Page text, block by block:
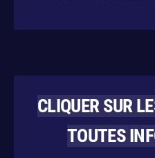
CLIQUER SUR
TOUTES